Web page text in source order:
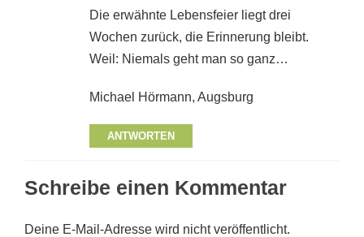
Die erwähnte Lebensfeier liegt drei
Wochen zurück, die Erinnerung bleibt.
Weil: Niemals geht man so ganz…
Michael Hörmann, Augsburg
ANTWORTEN
Schreibe einen Kommentar
Deine E-Mail-Adresse wird nicht veröffentlicht.